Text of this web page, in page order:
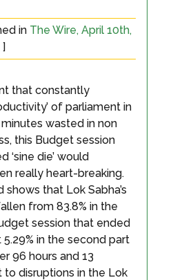
in The Wire, April 10th,
]
that constantly
of parliament in
wasted in non
this Budget session
‘sine die’ would
really heart-breaking.
shows that Lok Sabha’s
from 83.8% in the
session that ended
in the second part
96 hours and 13
disruptions in the Lok